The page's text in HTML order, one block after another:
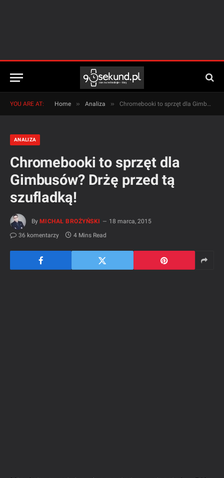
YOU ARE AT: Home » Analiza » Chromebooki to sprzęt dla Gimbusów? Drżę przed tą szufladką!
ANALIZA
Chromebooki to sprzęt dla
Gimbusów? Drżę przed tą
szufladką!
By MICHAŁ BROŻYŃSKI
18 marca, 2015
36 komentarzy
4 Mins Read